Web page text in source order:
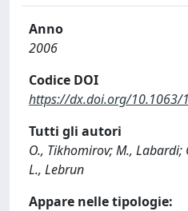
Anno
2006
Codice DOI
https://dx.doi.org/10.1063/
Tutti gli autori
O., Tikhomirov; M.,
L., Lebrun
Appare nelle tipologie: